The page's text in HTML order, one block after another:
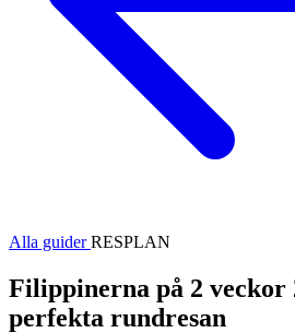
Alla guiderRESPLAN
Filippinerna på 2 veckor
perfekta rundresan